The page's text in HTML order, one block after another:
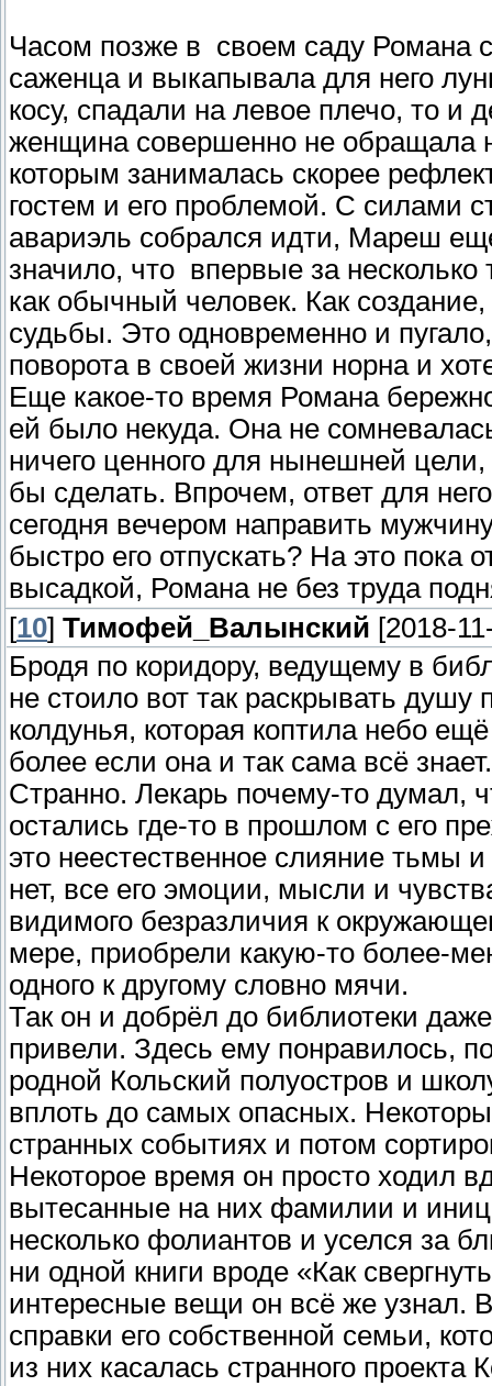
Часом позже в своем саду Романа
саженца и выкапывала для него
косу, спадали на левое плечо, то
женщина совершенно не обращала
которым занималась скорее
гостем и его проблемой. С силами
авариэль собрался идти, Мареш
значило, что впервые за несколько
как обычный человек. Как
судьбы. Это одновременно и
поворота в своей жизни норна и
Еще какое-то время Романа
ей было некуда. Она не
ничего ценного для нынешней цели,
бы сделать. Впрочем, ответ для
сегодня вечером направить
быстро его отпускать? На это пока
высадкой, Романа не без труда
[10] Тимофей_Валынский [2018-
Бродя по коридору, ведущему в
не стоило вот так раскрывать
колдунья, которая коптила небо
более если она и так сама всё знает.
Странно. Лекарь почему-то думал,
остались где-то в прошлом с его
это неестественное слияние тьмы
нет, все его эмоции, мысли и
видимого безразличия к
мере, приобрели какую-то более-
одного к другому словно мячи.
Так он и добрёл до библиотеки
привели. Здесь ему понравилось,
родной Кольский полуостров и
вплоть до самых опасных.
странных событиях и потом
Некоторое время он просто ходил
вытесанные на них фамилии и
несколько фолиантов и уселся за
ни одной книги вроде «Как
интересные вещи он всё же узнал.
справки его собственной семьи,
из них касалась странного